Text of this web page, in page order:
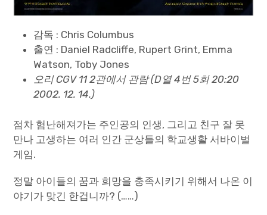
감독 : Chris Columbus
출연 : Daniel Radcliffe, Rupert Grint, Emma
Watson, Toby Jones
오리 CGV 11 2관에서 관람 (D열 4번 5회 20:20
2002. 12. 14.)
점차 험난해져가는 주인공의 인생, 그리고 친구 잘 못
만나 고생하는 여러 인간 군상들의 학교생활 서바이벌
게임.
정말 아이들의 꿈과 희망을 충족시키기 위해서 나온 이
야기가 맞긴 한겁니까? (……)